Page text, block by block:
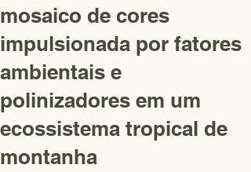
mosaico de cores
impulsionada por fatores
ambientais e
polinizadores em um
ecossistema tropical de
montanha